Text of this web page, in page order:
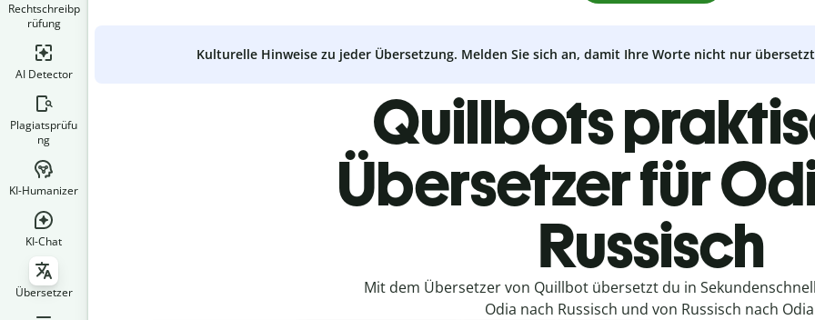
Rechtschreibp
rüfung
AI Detector
Plagiatsprüfu
ng
KI-Humanizer
KI-Chat
Übersetzer
Kulturelle Hinweise zu jeder Übersetzung. Melden Sie sich an, damit Ihre Worte nicht nur
Quillbots
Übersetzer für
Russisch
Mit dem Übersetzer von Quillbot übersetzt du in
Odia nach Russisch und von Russisch nach